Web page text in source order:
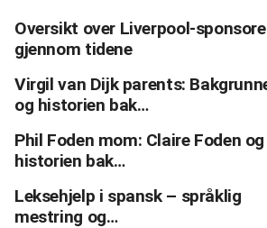
Oversikt over Liverpool-
gjennom tidene
Virgil van Dijk parents:
og historien bak…
Phil Foden mom: Claire Foden og
historien bak…
Leksehjelp i spansk – språklig
mestring og…